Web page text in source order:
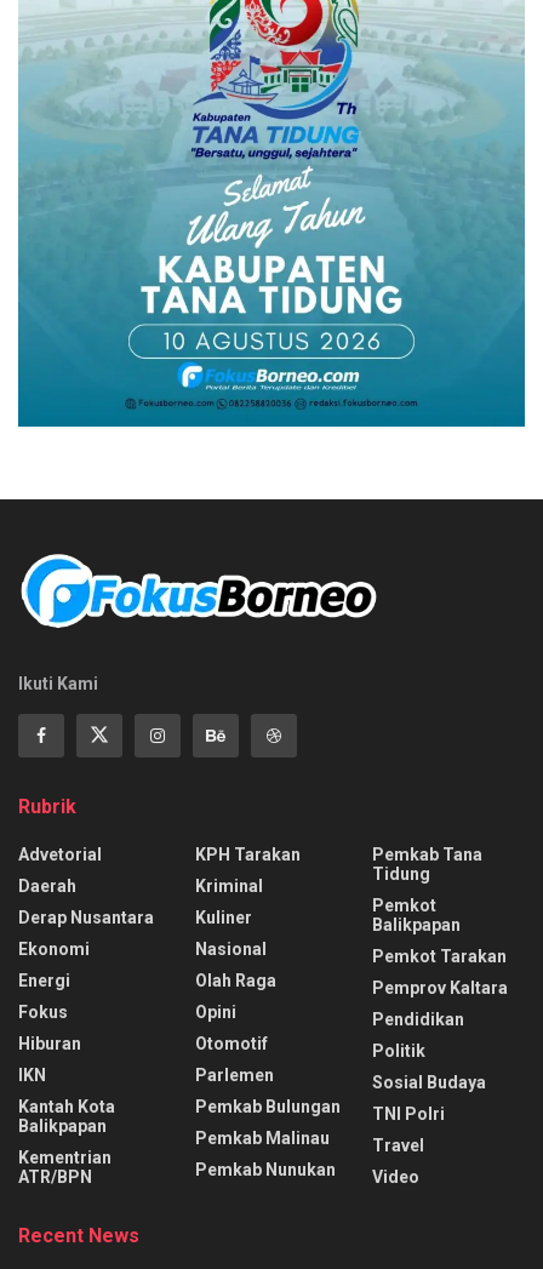
Ikuti Kami
Rubrik
Advetorial
Daerah
Derap Nusantara
Ekonomi
Energi
Fokus
Hiburan
IKN
Kantah Kota
Balikpapan
Kementrian
ATR/BPN
KPH Tarakan
Kriminal
Kuliner
Nasional
Olah Raga
Opini
Otomotif
Parlemen
Pemkab Bulungan
Pemkab Malinau
Pemkab Nunukan
Pemkab Tana
Tidung
Pemkot
Balikpapan
Pemkot Tarakan
Pemprov Kaltara
Pendidikan
Politik
Sosial Budaya
TNI Polri
Travel
Video
Recent News